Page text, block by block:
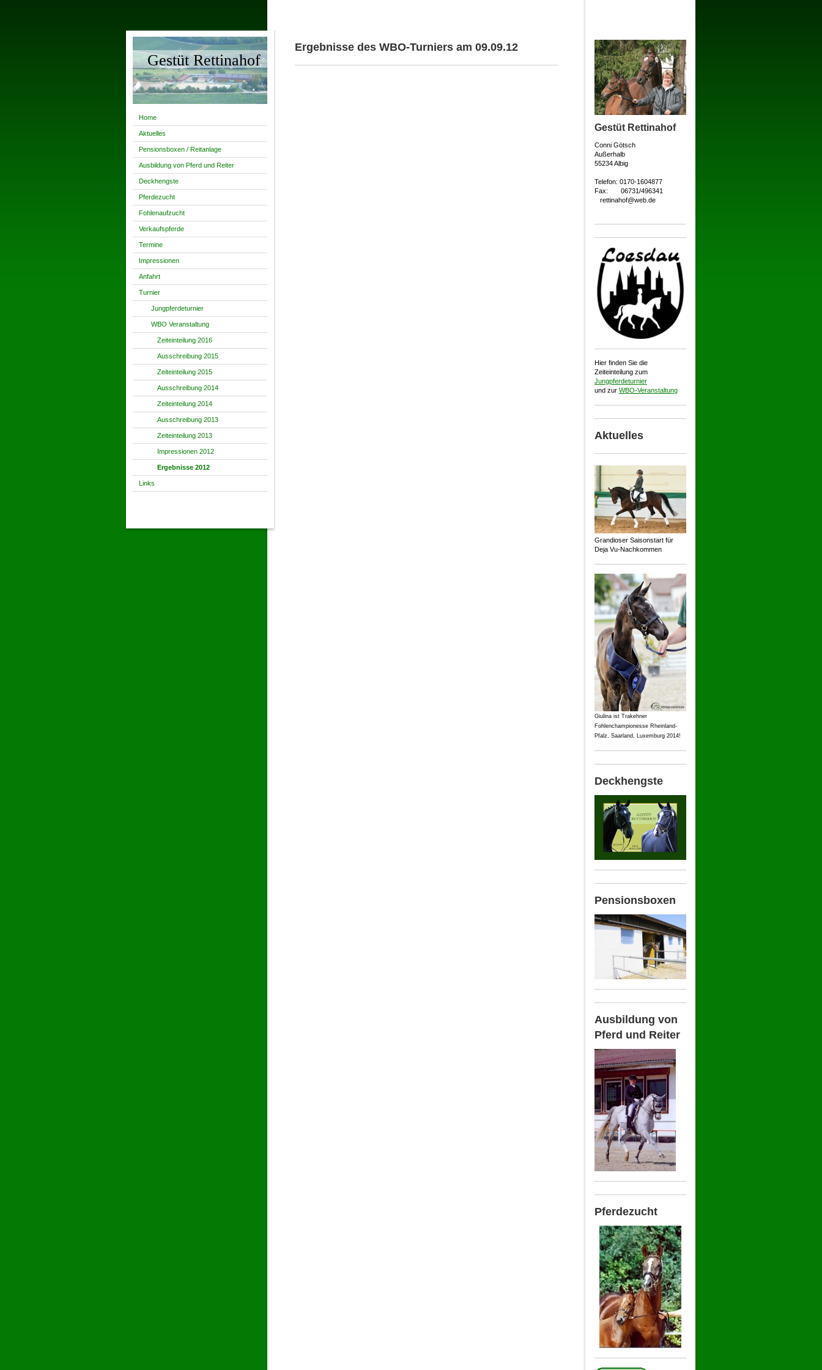
Gestüt Rettinahof
Home
Aktuelles
Pensionsboxen / Reitanlage
Ausbildung von Pferd und Reiter
Deckhengste
Pferdezucht
Fohlenaufzucht
Verkaufspferde
Termine
Impressionen
Anfahrt
Turnier
Jungpferdeturnier
WBO Veranstaltung
Zeiteinteilung 2016
Ausschreibung 2015
Zeiteinteilung 2015
Ausschreibung 2014
Zeiteinteilung 2014
Ausschreibung 2013
Zeiteinteilung 2013
Impressionen 2012
Ergebnisse 2012
Links
Ergebnisse des WBO-Turniers am 09.09.12
Gestüt Rettinahof
Conni Götsch
Außerhalb
55234 Albig
Telefon: 0170-1604877
Fax: 06731/496341
rettinahof@web.de
Hier finden Sie die
Zeiteinteilung zum
Jungpferdeturnier
und zur WBO-Veranstaltung
Aktuelles
Grandioser Saisonstart für
Deja Vu-Nachkommen
Giulina ist Trakehner
Fohlenchampionesse Rheinland-
Pfalz, Saarland, Luxemburg 2014!
Deckhengste
Pensionsboxen
Ausbildung von
Pferd und Reiter
Pferdezucht